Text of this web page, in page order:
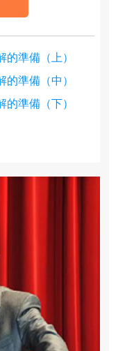
準備（上）
準備（中）
準備（下）